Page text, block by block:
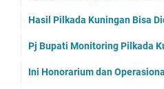
Hasil Pilkada Kuningan Bisa
Pj Bupati Monitoring Pilkada
Ini Honorarium dan